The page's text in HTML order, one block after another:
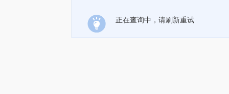
正在查询中，请刷新重试